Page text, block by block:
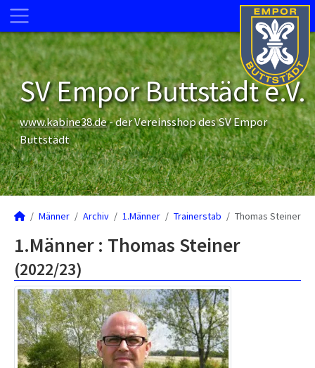
SV Empor Buttstädt e.V.
www.kabine38.de- der Vereinsshop des SV Empor
Buttstädt
Männer Archiv 1.Männer Trainerstab Thomas Steiner
1.Männer : Thomas Steiner
(2022/23)